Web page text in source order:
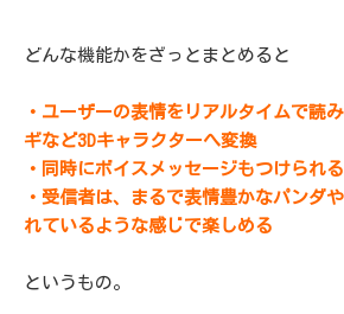
どんな機能かをざっとまとめると
・ユーザーの表情をリアルタイムで読
ギなど3Dキャラクターへ変換
・同時にボイスメッセージもつけられる
・受信者は、まるで表情豊かなパンダ
れているような感じで楽しめる
というもの。